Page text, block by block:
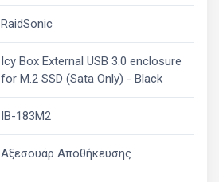
RaidSonic
Icy Box External USB 3.0 enclosure
for M.2 SSD (Sata Only) - Black
IB-183M2
Αξεσουάρ Αποθήκευσης